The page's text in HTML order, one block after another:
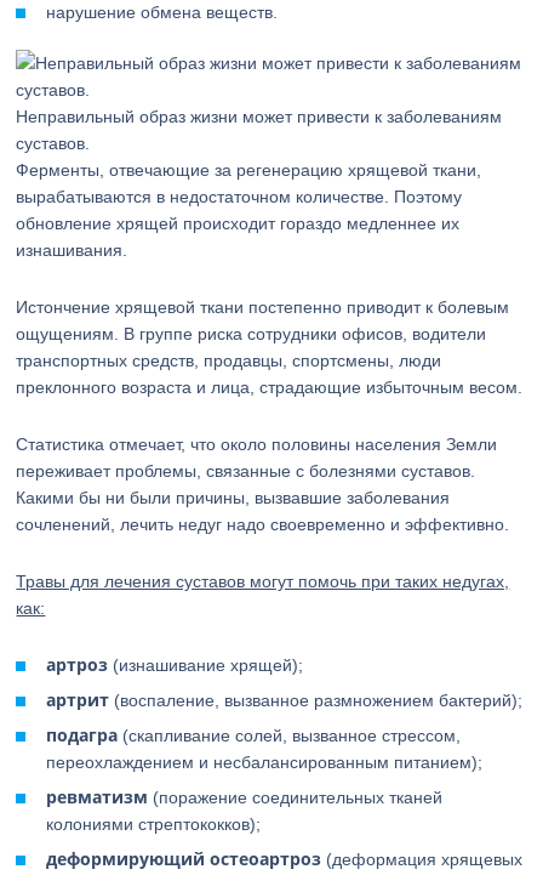
нарушение обмена веществ.
Неправильный образ жизни может привести к заболеваниям
суставов.
Ферменты, отвечающие за регенерацию хрящевой ткани,
вырабатываются в недостаточном количестве. Поэтому
обновление хрящей происходит гораздо медленнее их
изнашивания.
Истончение хрящевой ткани постепенно приводит к болевым
ощущениям. В группе риска сотрудники офисов, водители
транспортных средств, продавцы, спортсмены, люди
преклонного возраста и лица, страдающие избыточным весом.
Статистика отмечает, что около половины населения Земли
переживает проблемы, связанные с болезнями суставов.
Какими бы ни были причины, вызвавшие заболевания
сочленений, лечить недуг надо своевременно и эффективно.
Травы для лечения суставов могут помочь при таких недугах,
как:
артроз (изнашивание хрящей);
артрит (воспаление, вызванное размножением бактерий);
подагра (скапливание солей, вызванное стрессом,
переохлаждением и несбалансированным питанием);
ревматизм (поражение соединительных тканей
колониями стрептококков);
деформирующий остеоартроз (деформация хрящевых